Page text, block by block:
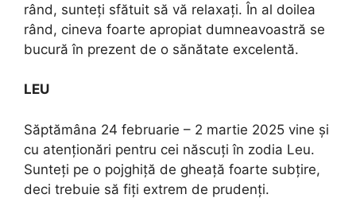
rând, sunteți sfătuit să vă relaxați. În al doilea
rând, cineva foarte apropiat dumneavoastră se
bucură în prezent de o sănătate excelentă.
LEU
Săptămâna 24 februarie – 2 martie 2025 vine și
cu atenționări pentru cei născuți în zodia Leu.
Sunteți pe o pojghiță de gheață foarte subțire,
deci trebuie să fiți extrem de prudenți.